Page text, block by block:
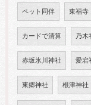
ペット同伴 東福寺
カードで清算 乃木
赤坂氷川神社 愛宕
東郷神社 根津神社